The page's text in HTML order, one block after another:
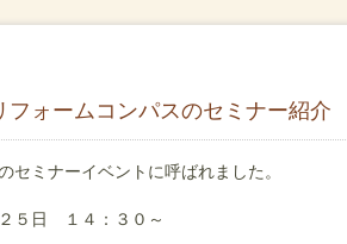
フォームコンパスのセミナー紹介
セミナーイベントに呼ばれました。
５日 １４：３０～